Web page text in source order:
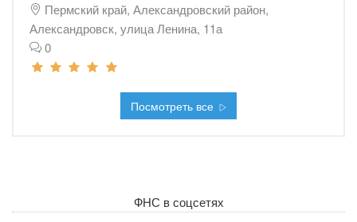
Пермский край, Александровский район,
Александровск, улица Ленина, 11а
0
Посмотреть все
ФНС в соцсетях